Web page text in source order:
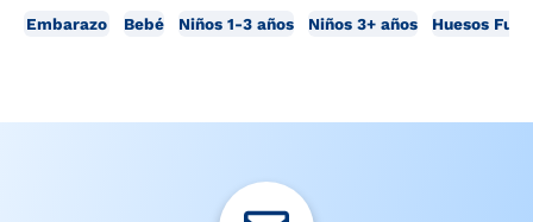
Embarazo Bebé Niños 1-3 años Niños 3+ años Huesos